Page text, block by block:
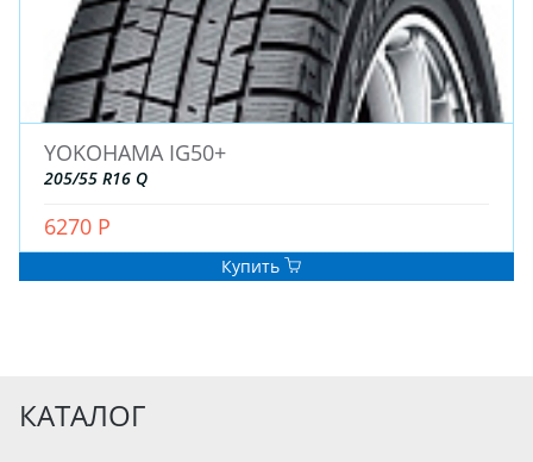
YOKOHAMA IG50+
205/55 R16 Q
6270 Р
Купить
КАТАЛОГ